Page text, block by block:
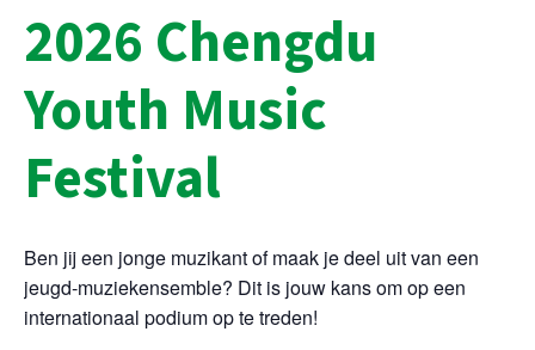
2026 Chengdu
Youth Music
Festival
Ben jij een jonge muzikant of maak je deel uit van een
jeugd‑muziekensemble? Dit is jouw kans om op een
internationaal podium op te treden!